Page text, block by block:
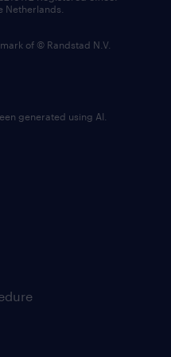
Netherlands.
of © Randstad N.V.
generated using AI.